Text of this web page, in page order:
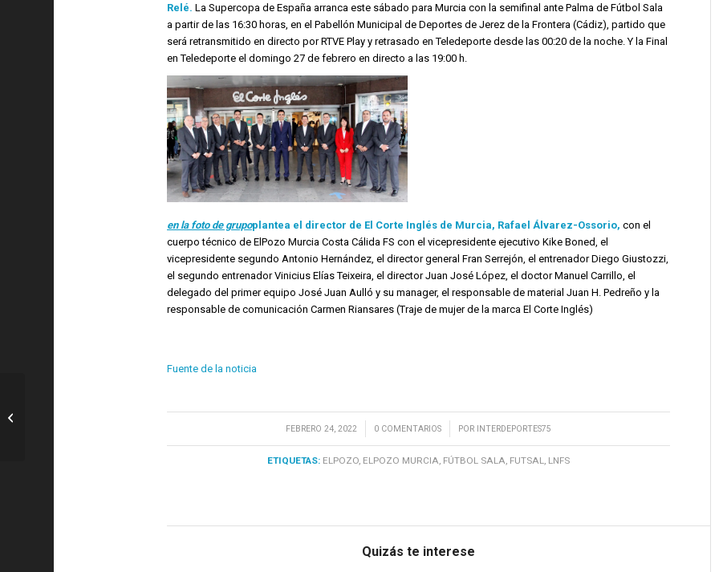
Relé. La Supercopa de España arranca este sábado para Murcia con la semifinal ante Palma de Fútbol Sala
a partir de las 16:30 horas, en el Pabellón Municipal de Deportes de Jerez de la Frontera (Cádiz), partido que
será retransmitido en directo por RTVE Play y retrasado en Teledeporte desde las 00:20 de la noche. Y la Final
en Teledeporte el domingo 27 de febrero en directo a las 19:00 h.
en la foto de grupoplantea el director de El Corte Inglés de Murcia, Rafael Álvarez-Ossorio, con el
cuerpo técnico de ElPozo Murcia Costa Cálida FS con el vicepresidente ejecutivo Kike Boned, el
vicepresidente segundo Antonio Hernández, el director general Fran Serrejón, el entrenador Diego Giustozzi,
el segundo entrenador Vinicius Elías Teixeira, el director Juan José López, el doctor Manuel Carrillo, el
delegado del primer equipo José Juan Aulló y su manager, el responsable de material Juan H. Pedreño y la
responsable de comunicación Carmen Riansares (Traje de mujer de la marca El Corte Inglés)
Fuente de la noticia
FEBRERO 24, 2022
/ 0 COMENTARIOS
/ POR INTERDEPORTES75
ETIQUETAS: ELPOZO ELPOZO MURCIA FÚTBOL SALA FUTSAL LNFS
Quizás te interese
madridistas convocados con sus